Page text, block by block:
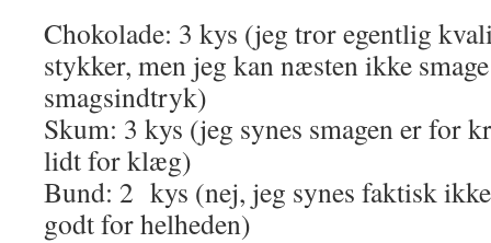
Chokolade: 3 kys (jeg tror egentlig
stykker, men jeg kan næsten ikke
smagsindtryk)
Skum: 3 kys (jeg synes smagen er for
lidt for klæg)
Bund: 2 kys (nej, jeg synes faktisk
godt for helheden)